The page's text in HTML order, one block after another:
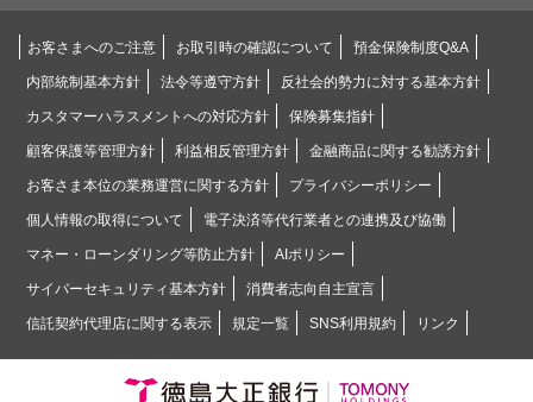
お客さまへのご注意 お取引時の確認について 預金保険制度Q&A
内部統制基本方針 法令等遵守方針 反社会的勢力に対する基本方針
カスタマーハラスメントへの対応方針 保険募集指針
顧客保護等管理方針 利益相反管理方針 金融商品に関する勧誘方針
お客さま本位の業務運営に関する方針 プライバシーポリシー
個人情報の取得について 電子決済等代行業者との連携及び協働
マネー・ローンダリング等防止方針 AIポリシー
サイバーセキュリティ基本方針 消費者志向自主宣言
信託契約代理店に関する表示 規定一覧 SNS利用規約 リンク